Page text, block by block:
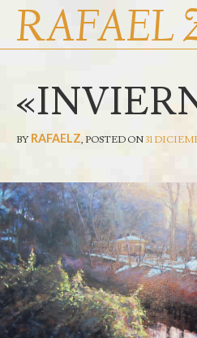
RAFAEL
INICIO ENTRADAS RECIENTES
BY RAFAELZ, POSTED ON31